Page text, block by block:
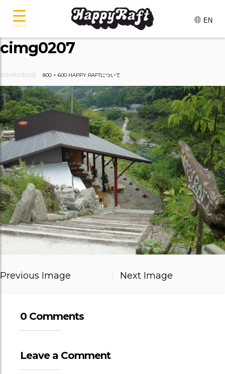
EN
cimg0207
2020年2月20日 800 × 600 HAPPY RAFTについて
Previous Image Next Image
0 Comments
Leave a Comment
メニュー